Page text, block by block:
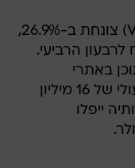
יצרנית התוכנות וינייט (סימול VIGN) צונחת ב-26.9%,
הרביעי.
באתרי
אינטרנט, צופה לרשום הפסד תפעולי של 16 מיליון
ייפלו